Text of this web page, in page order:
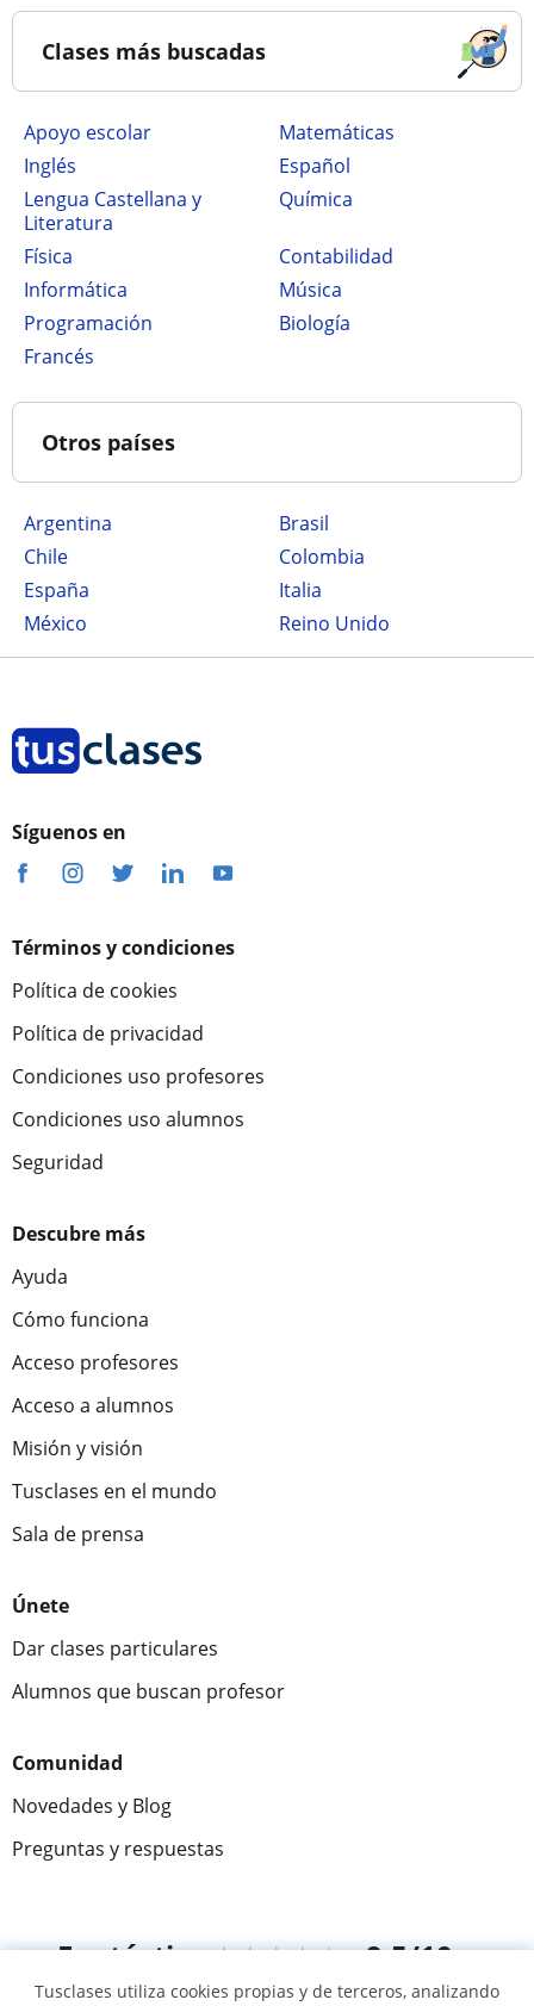
Clases más buscadas
Apoyo escolar
Matemáticas
Inglés
Español
Lengua Castellana y
Literatura
Química
Física
Contabilidad
Informática
Música
Programación
Biología
Francés
Otros países
Argentina
Brasil
Chile
Colombia
España
Italia
México
Reino Unido
Síguenos en
Términos y condiciones
Política de cookies
Política de privacidad
Condiciones uso profesores
Condiciones uso alumnos
Seguridad
Descubre más
Ayuda
Cómo funciona
Acceso profesores
Acceso a alumnos
Misión y visión
Tusclases en el mundo
Sala de prensa
Únete
Dar clases particulares
Alumnos que buscan profesor
Comunidad
Novedades y Blog
Preguntas y respuestas
Fantástica★★★★★ 9,5/10
Tusclases utiliza cookies propias y de terceros, analizando